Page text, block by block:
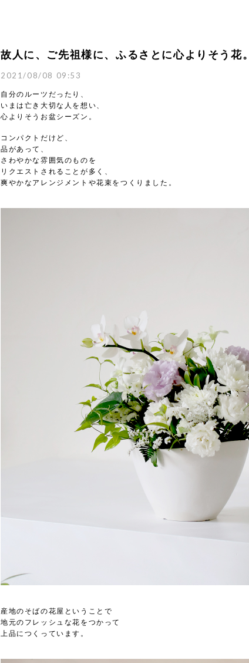
故人に、ご先祖様に、ふるさとに心よりそう花。
2021/08/08 09:53
自分のルーツだったり、
いまは亡き大切な人を想い、
心よりそうお盆シーズン。
コンパクトだけど、
品があって、
さわやかな雰囲気のものを
リクエストされることが多く、
爽やかなアレンジメントや花束をつくりました。
産地のそばの花屋ということで
地元のフレッシュな花をつかって
上品につくっています。